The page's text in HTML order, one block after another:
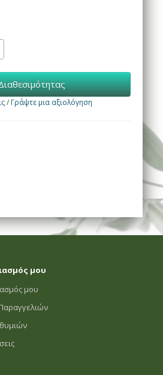
/ Γράψτε μια αξιολόγηση
μου
μου